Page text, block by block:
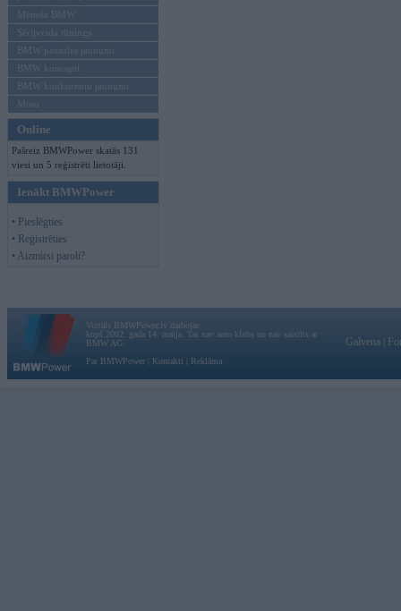
Mēneša BMW
Sērijveida tūnings
BMW pasaules jaunumi
BMW koncepti
BMW konkurentu jaunumi
Moto
Online
Pašreiz BMWPower skatās 131
viesi un 5 reģistrēti lietotāji.
Ienākt BMWPower
• Pieslēgties
• Reģistrēties
• Aizmirsi paroli?
Vortāls BMWPower.lv darbojas
kopš 2002. gada 14. maija. Tas nav auto klubs un nav saistīts ar
BMW AG.
Par BMWPower
Kontakti Reklāma
Galvena